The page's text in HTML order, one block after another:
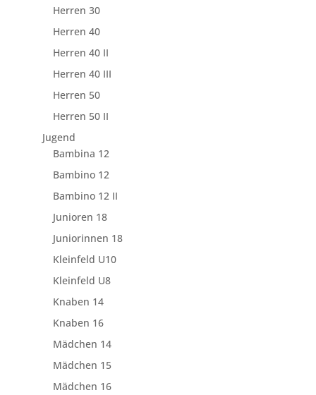
Herren 30
Herren 40
Herren 40 II
Herren 40 III
Herren 50
Herren 50 II
Jugend
Bambina 12
Bambino 12
Bambino 12 II
Junioren 18
Juniorinnen 18
Kleinfeld U10
Kleinfeld U8
Knaben 14
Knaben 16
Mädchen 14
Mädchen 15
Mädchen 16